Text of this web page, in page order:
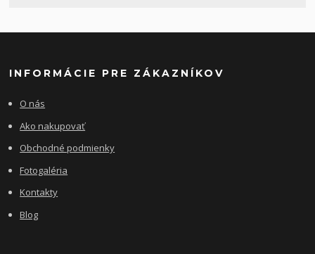
INFORMÁCIE PRE ZÁKAZNÍKOV
O nás
Ako nakupovať
Obchodné podmienky
Fotogaléria
Kontakty
Blog